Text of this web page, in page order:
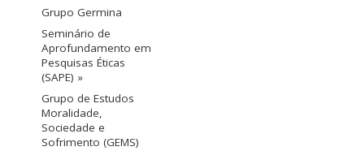
Grupo Germina
Seminário de
Aprofundamento em
Pesquisas Éticas
(SAPE) »
Grupo de Estudos
Moralidade,
Sociedade e
Sofrimento (GEMS)